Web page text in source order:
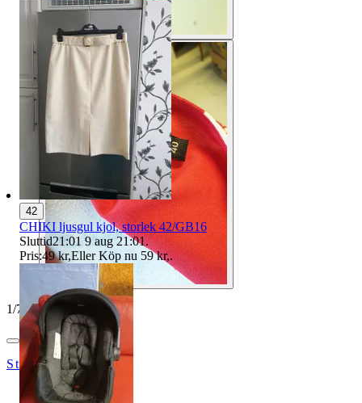
1/7
StojJov
42
CHIKI ljusgul kjol, storlek 42/GB16
Sluttid21:01 9 aug 21:01.
Pris:49 kr,Eller Köp nu 59 kr,.